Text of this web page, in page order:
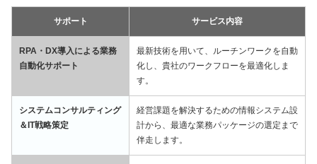
サポート サービス内容
RPA・DX導入による業務
自動化サポート
最新技術を用いて、ルーチンワークを自動
化し、貴社のワークフローを最適化しま
す。
システムコンサルティング
＆IT戦略策定
経営課題を解決するための情報システム設
計から、最適な業務パッケージの選定まで
伴走します。